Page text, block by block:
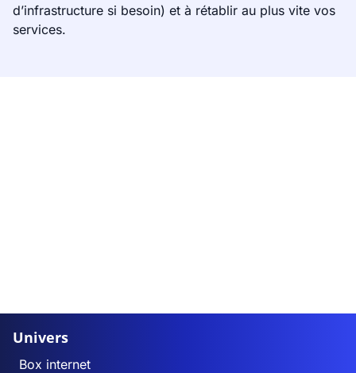
d’infrastructure si besoin) et à rétablir au plus vite vos
services.
Univers
Box internet